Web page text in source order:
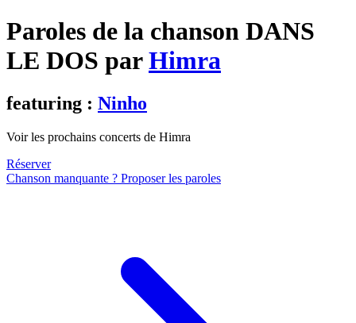
Paroles de la chanson DANS
LE DOS parHimra
featuring : Ninho
Voir les prochains concerts de Himra
Réserver
Chanson manquante ? Proposer les paroles